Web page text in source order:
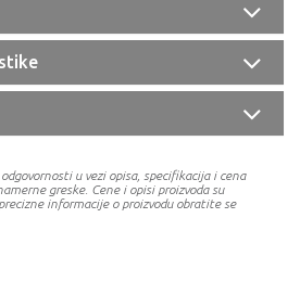
u vezi opisa, specifikacija i cena
greske. Cene i opisi proizvoda su
informacije o proizvodu obratite se